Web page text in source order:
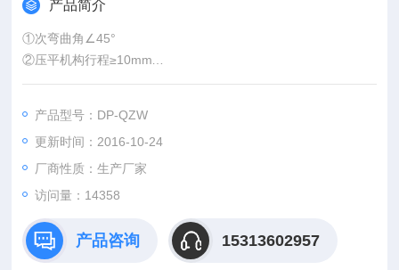
产品简介
①次弯曲角∠45°
②压平机构行程≥10mm
③可试样板厚度：0.5～1.0mm
产品型号：DP-QZW
更新时间：2016-10-24
厂商性质：生产厂家
访问量：14358
产品咨询 15313602957